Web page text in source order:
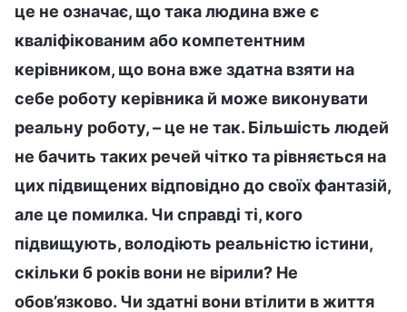
це не означає, що така людина вже є
кваліфікованим або компетентним
керівником, що вона вже здатна взяти на
себе роботу керівника й може виконувати
реальну роботу, – це не так. Більшість людей
не бачить таких речей чітко та рівняється на
цих підвищених відповідно до своїх фантазій,
але це помилка. Чи справді ті, кого
підвищують, володіють реальністю істини,
скільки б років вони не вірили? Не
обов’язково. Чи здатні вони втілити в життя